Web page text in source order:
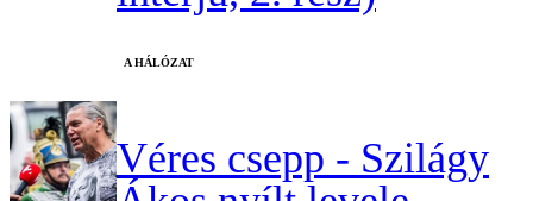
A HÁLÓZAT
Véres csepp - Szilágy